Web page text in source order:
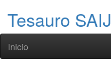
Tesauro SAIJ
Inicio